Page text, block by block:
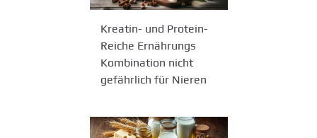
Kreatin- und Protein-
Reiche Ernährungs
Kombination nicht
gefährlich für Nieren